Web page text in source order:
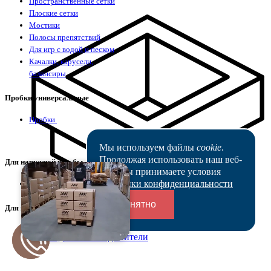
Переходники и соединители
Плоские сетки
Мостики
Полосы препятствий
Для игр с водой и песком
Качалки, карусели,
балансиры
Пробки универсальные
Пробки
Для наружной резьбы
Для наружной резьбы
Для внутренней резьбы
Для внутренней резьбы
Мы используем файлы cookie.
Продолжая использовать наш веб-
сайт, вы принимаете условия
Политики конфиденциальности
Понятно